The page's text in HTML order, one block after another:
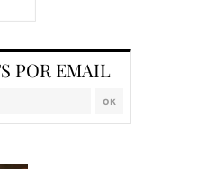
POR EMAIL